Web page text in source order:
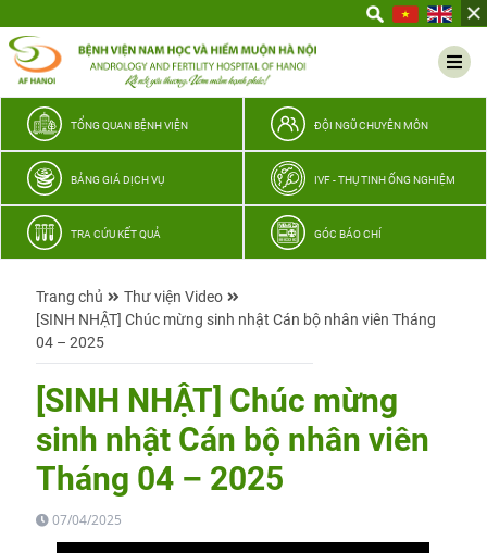
thương
TỔNG QUAN BỆNH VIỆN ĐỘI NGŨ CHUYÊN MÔN
BẢNG GIÁ DỊCH VỤ IVF - THỤ TINH ỐNG NGHIỆM
TRA CỨU KẾT QUẢ GÓC BÁO CHÍ
Trang chủ
Thư viện Video
[SINH NHẬT] Chúc mừng sinh nhật Cán bộ nhân viên Tháng
04 – 2025
[SINH NHẬT] Chúc mừng
sinh nhật Cán bộ nhân viên
Tháng 04 – 2025
07/04/2025